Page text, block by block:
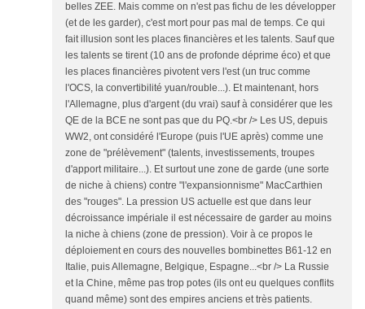
belles ZEE. Mais comme on n'est pas fichu de les développer
(et de les garder), c'est mort pour pas mal de temps. Ce qui
fait illusion sont les places financières et les talents. Sauf que
les talents se tirent (10 ans de profonde déprime éco) et que
les places financières pivotent vers l'est (un truc comme
l'OCS, la convertibilité yuan/rouble...). Et maintenant, hors
l'Allemagne, plus d'argent (du vrai) sauf à considérer que les
QE de la BCE ne sont pas que du PQ.<br /> Les US, depuis
WW2, ont considéré l'Europe (puis l'UE après) comme une
zone de "prélèvement" (talents, investissements, troupes
d'apport militaire...). Et surtout une zone de garde (une sorte
de niche à chiens) contre "l'expansionnisme" MacCarthien
des "rouges". La pression US actuelle est que dans leur
décroissance impériale il est nécessaire de garder au moins
la niche à chiens (zone de pression). Voir à ce propos le
déploiement en cours des nouvelles bombinettes B61-12 en
Italie, puis Allemagne, Belgique, Espagne...<br /> La Russie
et la Chine, même pas trop potes (ils ont eu quelques conflits
quand même) sont des empires anciens et très patients.